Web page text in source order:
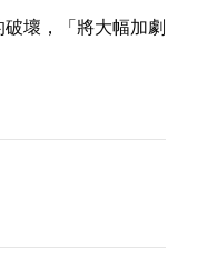
壞，「將大幅加劇